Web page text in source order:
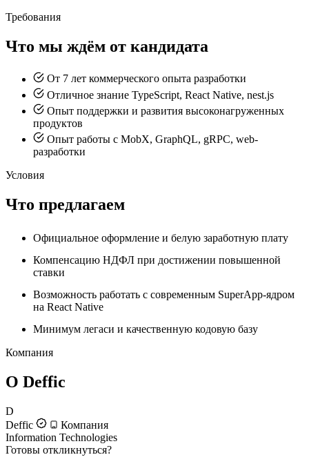
Требования
Что мы ждём от кандидата
От 7 лет коммерческого опыта разработки
Отличное знание TypeScript, React Native, nest.js
Опыт поддержки и развития высоконагруженных
продуктов
Опыт работы с MobX, GraphQL, gRPC, web-
разработки
Условия
Что предлагаем
Официальное оформление и белую заработную плату
Компенсацию НДФЛ при достижении повышенной
ставки
Возможность работать с современным SuperApp-ядром
на React Native
Минимум легаси и качественную кодовую базу
Компания
О Deffic
D
Deffic
Компания
Information Technologies
Готовы откликнуться?